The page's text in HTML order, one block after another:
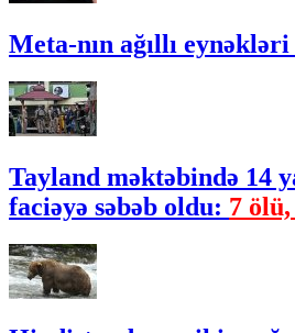
Meta-nın ağıllı
Tayland məktəbində 14
faciəyə səbəb oldu: 7